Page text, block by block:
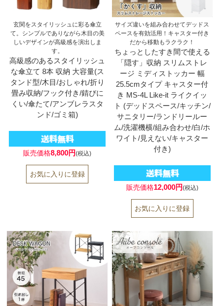
玄関をスタイリッシュに彩る傘立
て。シンプルでありながら木目の美
しいデザインが高級感を演出しま
す。
高級感のあるスタイリッシュ
な傘立て 8本 収納 大容量(ス
タンド型/木目/おしゃれ/折り
畳み収納/フック付き/錆びに
くい/傘たて/アンブレラスタ
ンド/ゴミ箱)
販売価格8,800円(税込)
サイズ違いを組み合わせてデッドス
ペースを有効活用！キャスター付き
だから移動もラクラク！
ちょっとしたすき間で使える
「隠す」収納 スリムストレ
ージ ミディストッカー 幅
25.5cmタイプ キャスター付
き MS-4L Like-it ライクイッ
ト (デッドスペース/キッチン/
サニタリー/ランドリールー
ム/洗濯機横/組み合わせ/白/ホ
ワイト/見えない/キャスター
付き)
販売価格12,000円(税込)